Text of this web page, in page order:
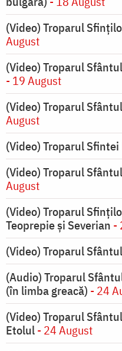
(Video) Troparul
August
(Video) Troparul
- 19 August
(Video) Troparul
August
(Video) Troparul
(Video) Troparul
August
(Video) Troparul
Teoprepie și Severian -
(Video) Troparul
(Audio) Troparul
(în limba greacă) - 24
(Video) Troparul
Etolul- 24 August